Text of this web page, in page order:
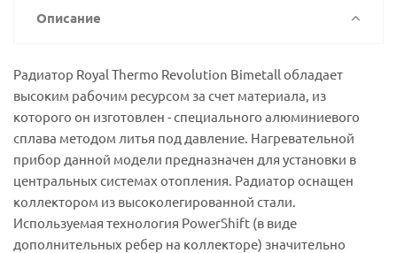
Описание
Радиатор Royal Thermo Revolution Bimetall обладает
высоким рабочим ресурсом за счет материала, из
которого он изготовлен - специального алюминиевого
сплава методом литья под давление. Нагревательной
прибор данной модели предназначен для установки в
центральных системах отопления. Радиатор оснащен
коллектором из высоколегированной стали.
Используемая технология PowerShift (в виде
дополнительных ребер на коллекторе) значительно